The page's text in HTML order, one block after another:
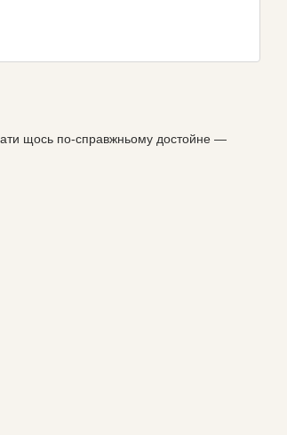
щось по-справжньому достойне —